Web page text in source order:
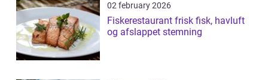
02 february 2026
Fiskerestaurant frisk fisk, havluft
og afslappet stemning